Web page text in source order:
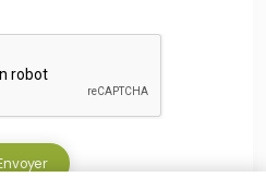
Pour exercer ces droits,
de votre identité par tous
des Affaires Juridiques –
Beck 53000 Laval CEDEX